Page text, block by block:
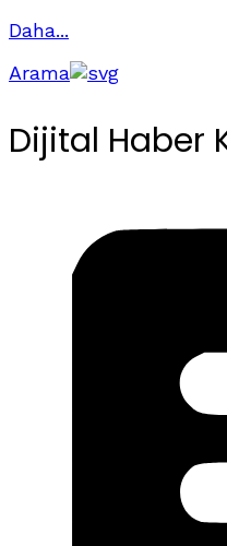
Daha...
Arama
Dijital Haber